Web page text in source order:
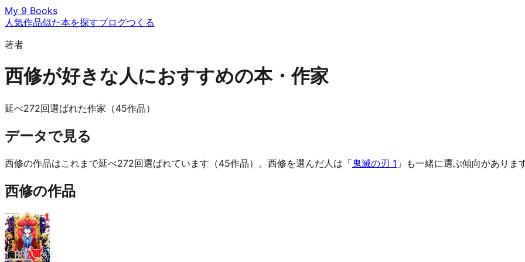
My 9 Books
人気作品似た本を探すブログつくる
著者
西修が好きな人におすすめの本・作家
延べ272回選ばれた作家（45作品）
データで見る
西修の作品はこれまで延べ272回選ばれています（45作品）。西修を選んだ人は「鬼滅の刃 1 」も一緒に選ぶ傾向がありま
西修の作品